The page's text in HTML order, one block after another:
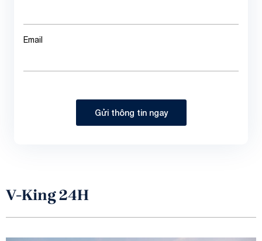
Email
Gửi thông tin ngay
V-King 24H